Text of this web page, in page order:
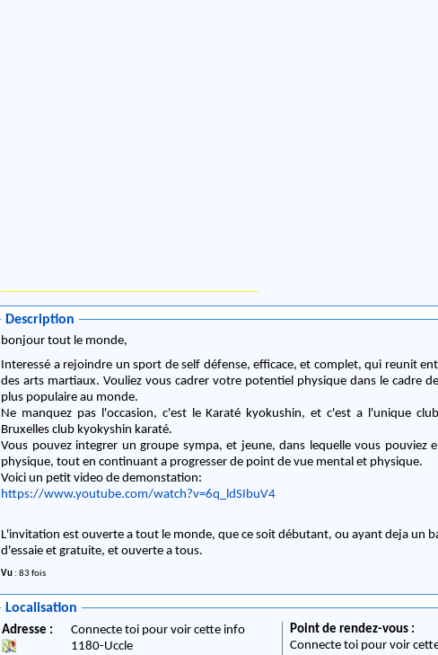
Description
bonjour tout le monde,
Interessé a rejoindre un sport de self défense, efficace, et complet, qui reunit
des arts martiaux. Vouliez vous cadrer votre potentiel physique dans le cadre
plus populaire au monde.
Ne manquez pas l'occasion, c'est le Karaté kyokushin, et c'est a l'unique
Bruxelles club kyokyshin karaté.
Vous pouvez integrer un groupe sympa, et jeune, dans lequelle vous pouviez
physique, tout en continuant a progresser de point de vue mental et physique.
Voici un petit video de demonstation:
https://www.youtube.com/watch?v=6q_ldSIbuV4
L'invitation est ouverte a tout le monde, que ce soit débutant, ou ayant deja un
d'essaie et gratuite, et ouverte a tous.
Vu : 83 fois
Localisation
Adresse :
Connecte toi pour voir cette info
1180-Uccle
Point de rendez-vous :
Connecte toi pour voir